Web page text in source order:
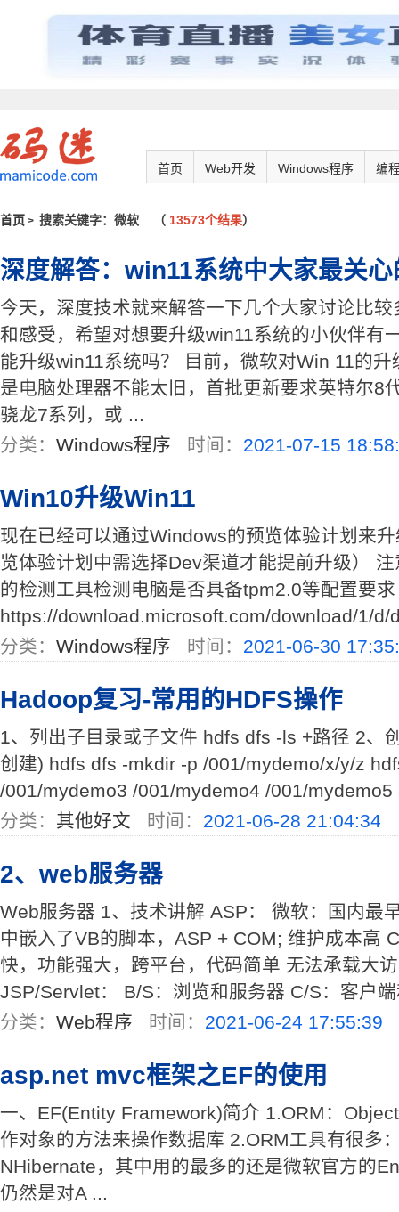
首页 Web开发 Windows程序 编
首页 > 搜索关键字：微软 （ 13573个结果）
深度解答：win11系统中大家最关
今天，深度技术就来解答一下几个大家讨论比
和感受，希望对想要升级win11系统的小伙伴有
能升级win11系统吗？ 目前，微软对Win 11的
是电脑处理器不能太旧，首批更新要求英特尔8
骁龙7系列，或 ...
分类： Windows程序 时间： 2021-07-15
Win10升级Win11
现在已经可以通过Windows的预览体验计划来
览体验计划中需选择Dev渠道才能提前升级）
的检测工具检测电脑是否具备tpm2.0等配置要
https://download.microsoft.com/download/1/d/
分类： Windows程序 时间： 2021-06-30
Hadoop复习-常用的HDFS操作
1、列出子目录或子文件 hdfs dfs -ls +路径 2、
创建) hdfs dfs -mkdir -p /001/mydemo/x/y/z
/001/mydemo3 /001/mydemo4 /001/mydemo5
分类： 其他好文 时间： 2021-06-28 21:04:34
2、web服务器
Web服务器 1、技术讲解 ASP： 微软：国内最
中嵌入了VB的脚本，ASP + COM; 维护成本高
快，功能强大，跨平台，代码简单 无法承载大
JSP/Servlet： B/S：浏览和服务器 C/S：客户
分类： Web程序 时间： 2021-06-24 17:55:39
asp.net mvc框架之EF的使用
一、EF(Entity Framework)简介 1.ORM：
作对象的方法来操作数据库 2.ORM工具有很多
NHibernate，其中用的最多的还是微软官方的
仍然是对A ...